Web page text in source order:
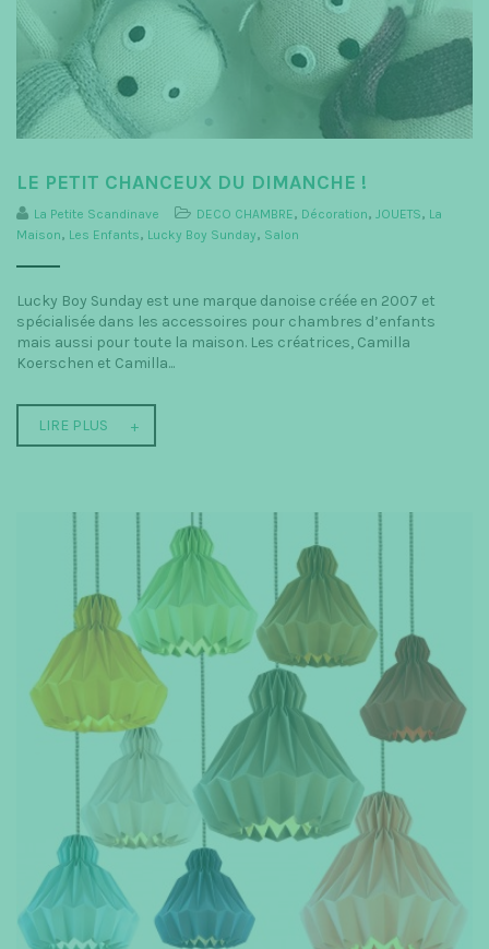
LE PETIT CHANCEUX DU DIMANCHE !
La Petite Scandinave DECO CHAMBRE, Décoration, JOUETS, La
Maison, Les Enfants, Lucky Boy Sunday, Salon
Lucky Boy Sunday est une marque danoise créée en 2007 et
spécialisée dans les accessoires pour chambres d’enfants
mais aussi pour toute la maison. Les créatrices, Camilla
Koerschen et Camilla...
LIRE PLUS